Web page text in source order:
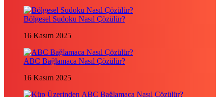
Bölgesel Sudoku Nasıl Çözülür?
16 Kasım 2025
ABC Bağlamaca Nasıl Çözülür?
16 Kasım 2025